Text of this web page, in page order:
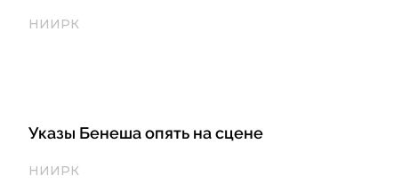
НИИРК
Указы Бенеша опять на сцене
НИИРК